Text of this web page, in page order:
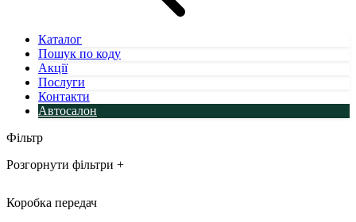
Каталог
Пошук по коду
Акції
Послуги
Контакти
Автосалон
Фільтр
Розгорнути фільтри +
Коробка передач